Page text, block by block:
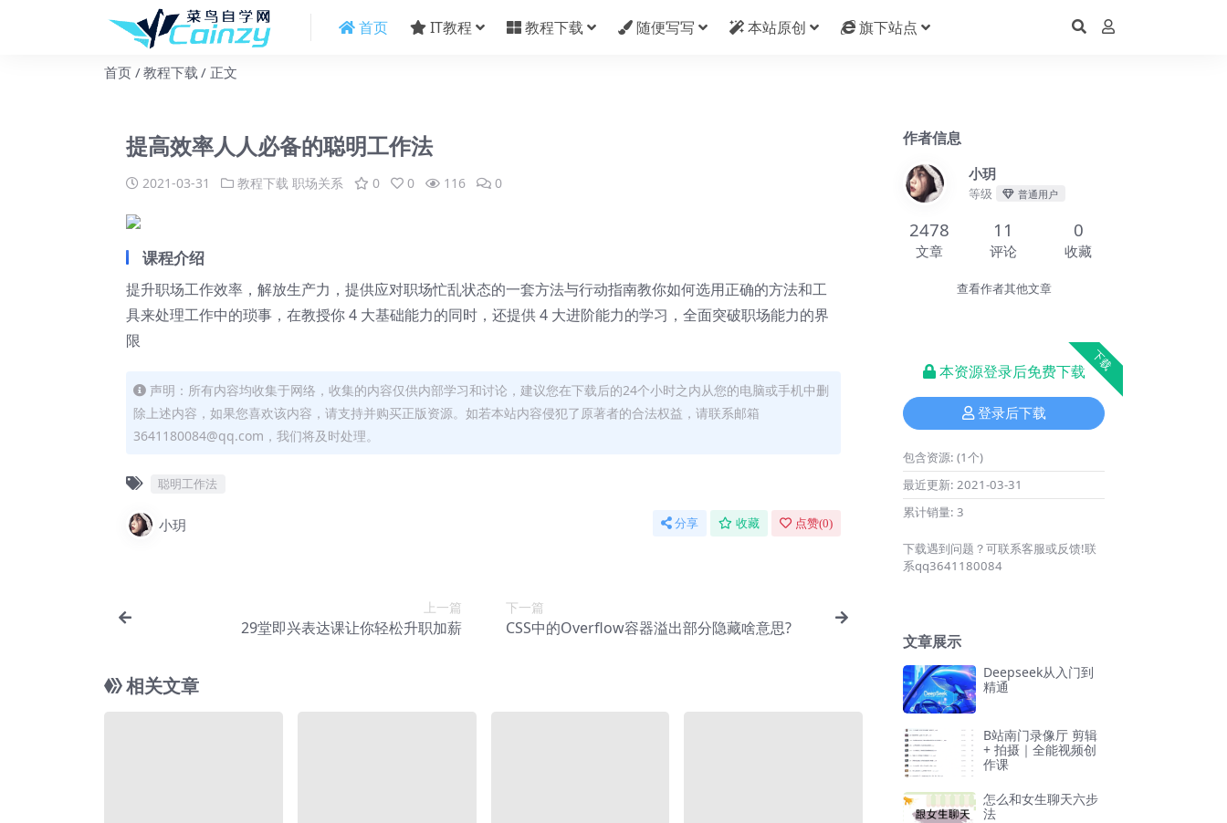
首页 IT教程 教程下载 随便写写 本站原创 旗下站点
首页 教程下载 正文
提高效率人人必备的聪明工作法
2021-03-31 教程下载 职场关系 0 0 116 0
课程介绍
提升职场工作效率，解放生产力，提供应对职场忙乱状态的一套方法与行动指南教你如何选用正确的方法和工
具来处理工作中的琐事，在教授你 4 大基础能力的同时，还提供 4 大进阶能力的学习，全面突破职场能力的界
限
声明：所有内容均收集于网络，收集的内容仅供内部学习和讨论，建议您在下载后的24个小时之内从您的电脑或手机中删
除上述内容，如果您喜欢该内容，请支持并购买正版资源。如若本站内容侵犯了原著者的合法权益，请联系邮箱
3641180084@qq.com，我们将及时处理。
聪明工作法
小玥 分享 收藏 点赞(0)
上一篇
29堂即兴表达课让你轻松升职加薪
下一篇
CSS中的Overflow容器溢出部分隐藏啥意思?
相关文章
作者信息
小玥
等级 普通用户
2478
文章
11
评论
0
收藏
查看作者其他文章
下载
本资源登录后免费下载
登录后下载
包含资源: (1个)
最近更新: 2021-03-31
累计销量: 3
下载遇到问题？可联系客服或反馈!联
系qq3641180084
文章展示
Deepseek从入门到
精通
B站南门录像厅 剪辑
+ 拍摄｜全能视频创
作课
怎么和女生聊天六步
法